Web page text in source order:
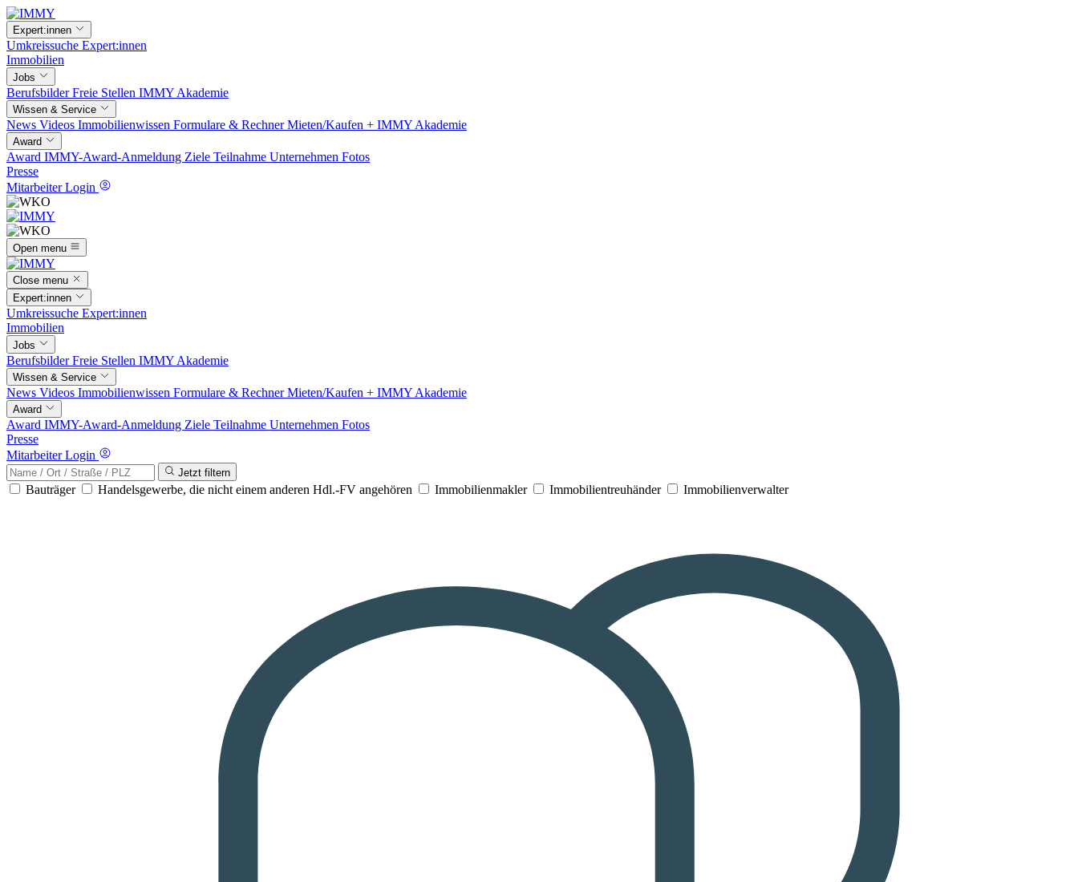
Expert:innen
Umkreissuche Expert:innen
Immobilien
Jobs
BerufsbilderFreie Stellen IMMY Akademie
Wissen & Service
News Videos Immobilienwissen Formulare & RechnerMieten/Kaufen + IMMY Akademie
Award
Award IMMY-Award-Anmeldung Ziele Teilnahme Unternehmen Fotos
Presse
Mitarbeiter Login
Open menu
Close menu
Expert:innen
Umkreissuche Expert:innen
Immobilien
Jobs
BerufsbilderFreie Stellen IMMY Akademie
Wissen & Service
News Videos Immobilienwissen Formulare & RechnerMieten/Kaufen + IMMY Akademie
Award
Award IMMY-Award-Anmeldung Ziele Teilnahme Unternehmen Fotos
Presse
Mitarbeiter Login
Jetzt filtern
Bauträger Handelsgewerbe, die nicht einem anderen Hdl.-FV angehören Immobilienmakler Immobilientreuhänder Immobilienverwalter